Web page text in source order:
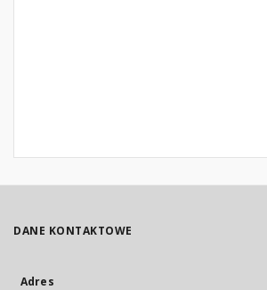
DANE KONTAKTOWE
Adres